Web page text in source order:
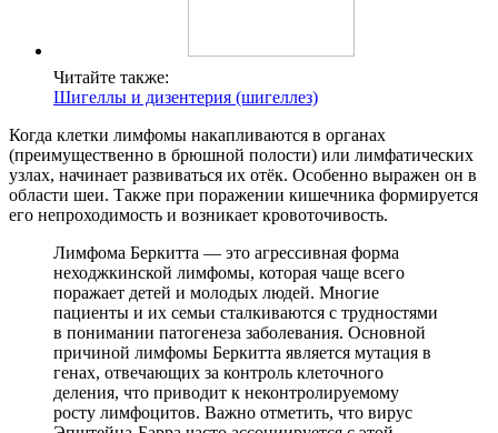
Читайте также:
Шигеллы и дизентерия (шигеллез)
Когда клетки лимфомы накапливаются в органах
(преимущественно в брюшной полости) или лимфатических
узлах, начинает развиваться их отёк. Особенно выражен он в
области шеи. Также при поражении кишечника формируется
его непроходимость и возникает кровоточивость.
Лимфома Беркитта — это агрессивная форма
неходжкинской лимфомы, которая чаще всего
поражает детей и молодых людей. Многие
пациенты и их семьи сталкиваются с трудностями
в понимании патогенеза заболевания. Основной
причиной лимфомы Беркитта является мутация в
генах, отвечающих за контроль клеточного
деления, что приводит к неконтролируемому
росту лимфоцитов. Важно отметить, что вирус